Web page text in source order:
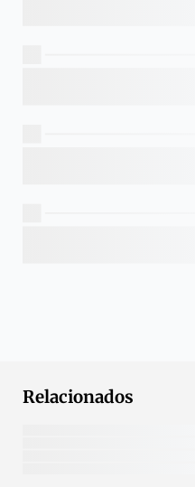
Relacionados